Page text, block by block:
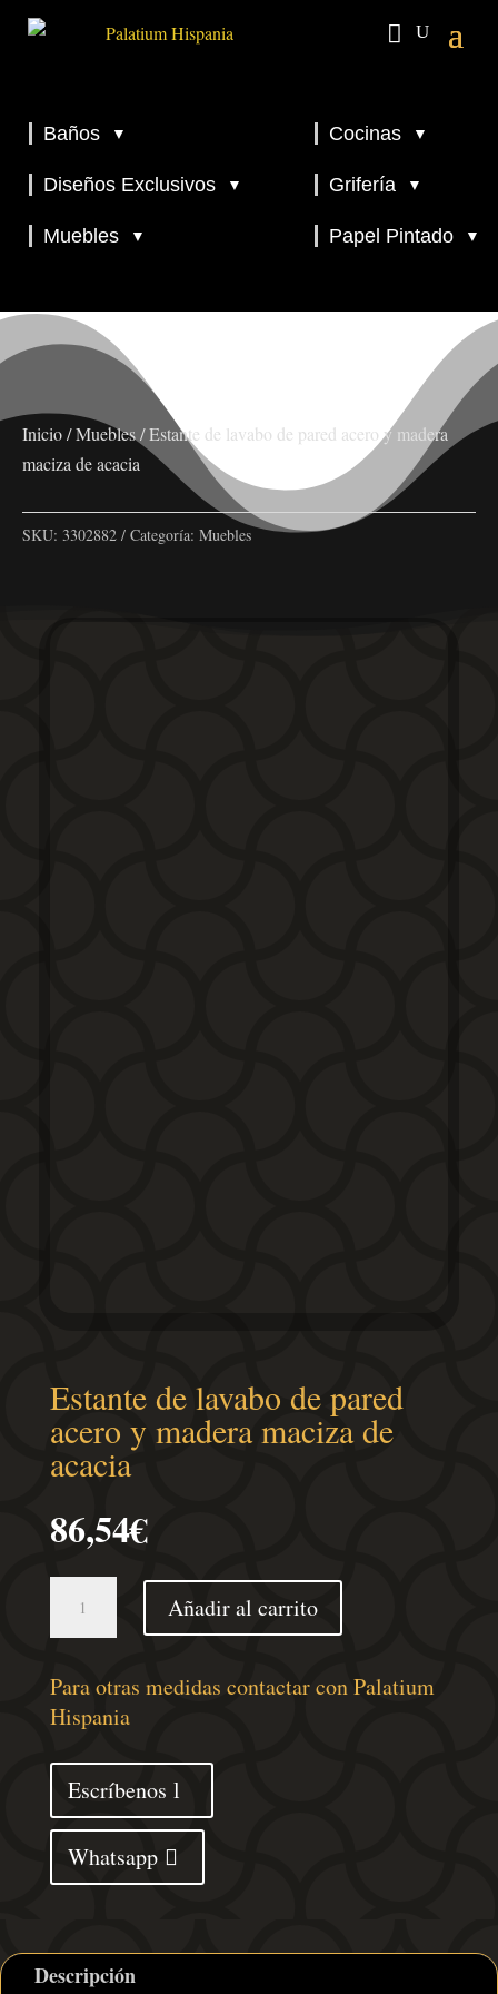
Baños ▼ Cocinas ▼
Diseños Exclusivos ▼ Grifería ▼
Muebles ▼ Papel Pintado ▼
Inicio/Muebles/ Estante de lavabo de pared acero y madera
maciza de acacia
SKU: 3302882 Categoría: Muebles
Estante de lavabo de pared
acero y madera maciza de
acacia
86,54€
de
pared
y
madera
maciza
acacia
Añadir al carrito
Para otras medidas contactar con Palatium
Hispania
Escríbenos
Whatsapp
Descripción